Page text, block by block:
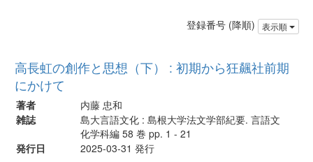
登録番号 (降順) 表示順
高長虹の創作と思想（下） : 初期から狂飆社前期
にかけて
著者
内藤 忠和
雑誌
島大言語文化 : 島根大学法文学部紀要. 言語文
化学科編 58 巻 pp. 1 - 21
発行日
2025-03-31 発行